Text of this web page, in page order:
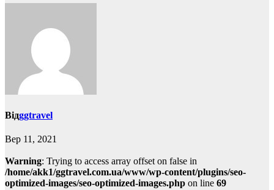
Відggtravel
Вер 11, 2021
Warning: Trying to access array offset on false in
/home/akk1/ggtravel.com.ua/www/wp-content/plugins/seo-
optimized-images/seo-optimized-images.php on line 69